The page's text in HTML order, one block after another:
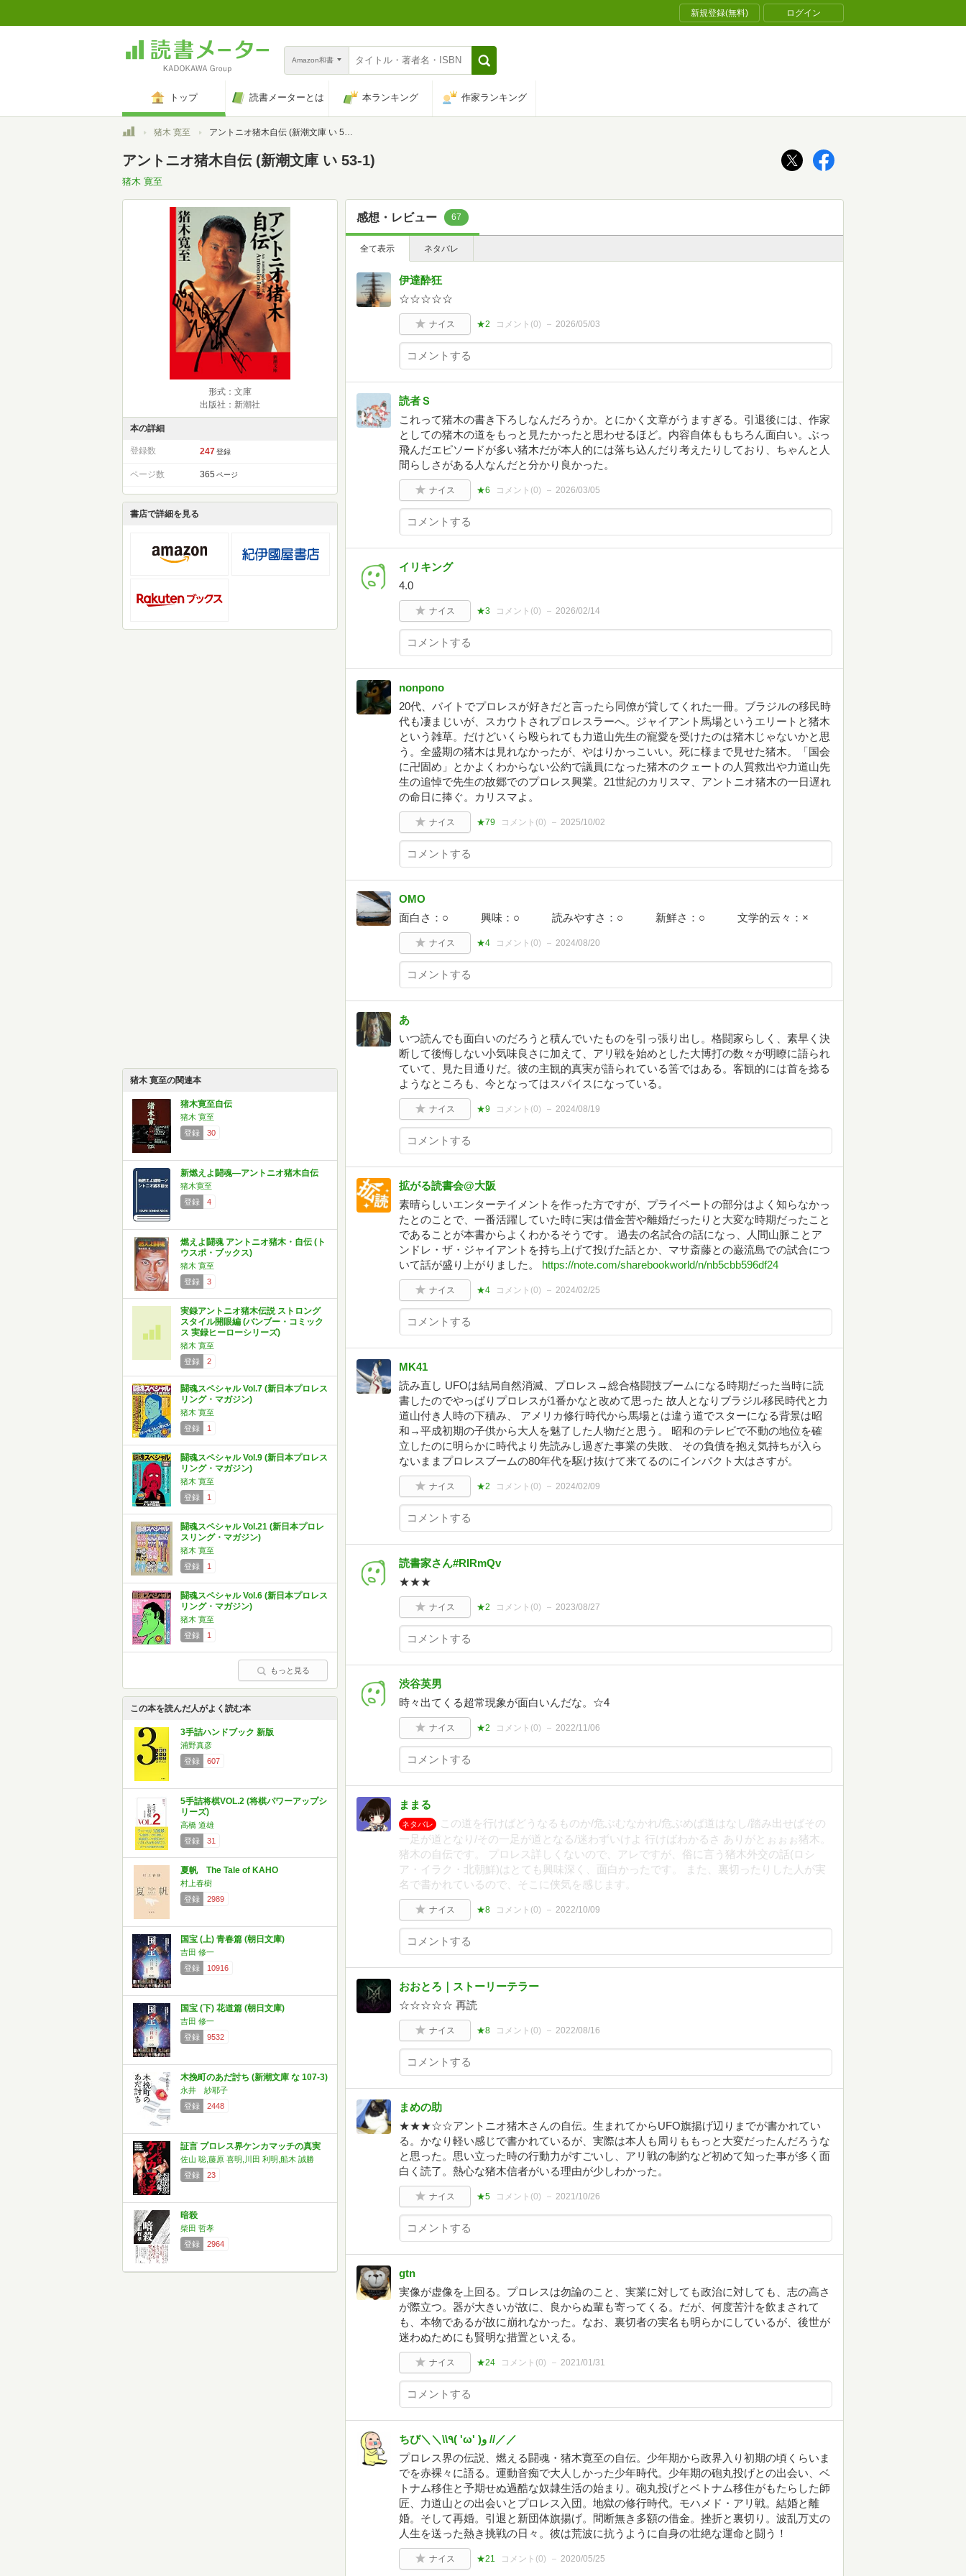
新規登録(無料) ログイン
Amazon和書
トップ 読書メーターとは 本ランキング 作家ランキング
トップ猪木 寛至 アントニオ猪木自伝 (新潮文庫 い 53-1)
アントニオ猪木自伝 (新潮文庫 い 53-1)
猪木 寛至
形式：文庫
出版社：新潮社
本の詳細
登録数 247 登録
ページ数 365 ページ
書店で詳細を見る
猪木 寛至の関連本
猪木寛至自伝
猪木 寛至
登録
30
新燃えよ闘魂―アントニオ猪木自伝
猪木寛至
登録
4
燃えよ闘魂 アントニオ猪木・自伝 (ト
ウスポ・ブックス)
猪木 寛至
登録
3
実録アントニオ猪木伝説 ストロング
スタイル開眼編 (バンブー・コミック
ス 実録ヒーローシリーズ)
猪木 寛至
登録
2
闘魂スペシャル Vol.7 (新日本プロレス
リング・マガジン)
猪木 寛至
登録
1
闘魂スペシャル Vol.9 (新日本プロレス
リング・マガジン)
猪木 寛至
登録
1
闘魂スペシャル Vol.21 (新日本プロレ
スリング・マガジン)
猪木 寛至
登録
1
闘魂スペシャル Vol.6 (新日本プロレス
リング・マガジン)
猪木 寛至
登録
1
もっと見る
この本を読んだ人がよく読む本
3手詰ハンドブック 新版
浦野真彦
登録
607
5手詰将棋VOL.2 (将棋パワーアップシ
リーズ)
高橋 道雄
登録
31
夏帆 The Tale of KAHO
村上春樹
登録
2989
国宝 (上) 青春篇 (朝日文庫)
吉田 修一
登録
10916
国宝 (下) 花道篇 (朝日文庫)
吉田 修一
登録
9532
木挽町のあだ討ち (新潮文庫 な 107-3)
永井 紗耶子
登録
2448
証言 プロレス界ケンカマッチの真実
佐山 聡,藤原 喜明,川田 利明,船木 誠勝
登録
23
暗殺
柴田 哲孝
登録
2964
感想・レビュー 67
全て表示 ネタバレ
伊達酔狂
☆☆☆☆☆
ナイス ★2 コメント(0) 2026/05/03
読者Ｓ
これって猪木の書き下ろしなんだろうか。とにかく文章がうますぎる。引退後には、作家
としての猪木の道をもっと見たかったと思わせるほど。内容自体ももちろん面白い。ぶっ
飛んだエピソードが多い猪木だが本人的には落ち込んだり考えたりしており、ちゃんと人
間らしさがある人なんだと分かり良かった。
ナイス ★6 コメント(0) 2026/03/05
イリキング
4.0
ナイス ★3 コメント(0) 2026/02/14
nonpono
20代、バイトでプロレスが好きだと言ったら同僚が貸してくれた一冊。ブラジルの移民時
代も凄まじいが、スカウトされプロレスラーへ。ジャイアント馬場というエリートと猪木
という雑草。だけどいくら殴られても力道山先生の寵愛を受けたのは猪木じゃないかと思
う。全盛期の猪木は見れなかったが、やはりかっこいい。死に様まで見せた猪木。「国会
に卍固め」とかよくわからない公約で議員になった猪木のクェートの人質救出や力道山先
生の追悼で先生の故郷でのプロレス興業。21世紀のカリスマ、アントニオ猪木の一日遅れ
の命日に捧ぐ。カリスマよ。
ナイス ★79 コメント(0) 2025/10/02
OMO
面白さ：○ 興味：○ 読みやすさ：○ 新鮮さ：○ 文学的云々：×
ナイス ★4 コメント(0) 2024/08/20
あ
いつ読んでも面白いのだろうと積んでいたものを引っ張り出し。格闘家らしく、素早く決
断して後悔しない小気味良さに加えて、アリ戦を始めとした大博打の数々が明瞭に語られ
ていて、見た目通りだ。彼の主観的真実が語られている筈ではある。客観的には首を捻る
ようなところも、今となってはスパイスになっている。
ナイス ★9 コメント(0) 2024/08/19
拡がる読書会@大阪
素晴らしいエンターテイメントを作った方ですが、プライベートの部分はよく知らなかっ
たとのことで、一番活躍していた時に実は借金苦や離婚だったりと大変な時期だったこと
であることが本書からよくわかるそうです。 過去の名試合の話になっ、人間山脈ことア
ンドレ・ザ・ジャイアントを持ち上げて投げた話とか、マサ斎藤との巌流島での試合につ
いて話が盛り上がりました。 https://note.com/sharebookworld/n/nb5cbb596df24
ナイス ★4 コメント(0) 2024/02/25
MK41
読み直し UFOは結局自然消滅、プロレス→総合格闘技ブームになる時期だった当時に読
書したのでやっぱりプロレスが1番かなと改めて思った 故人となりブラジル移民時代と力
道山付き人時の下積み、 アメリカ修行時代から馬場とは違う道でスターになる背景は昭
和→平成初期の子供から大人を魅了した人物だと思う。 昭和のテレビで不動の地位を確
立したのに明らかに時代より先読みし過ぎた事業の失敗、 その負債を抱え気持ちが入ら
ないままプロレスブームの80年代を駆け抜けて来てるのにインパクト大はさすが。
ナイス ★2 コメント(0) 2024/02/09
読書家さん#RIRmQv
★★★
ナイス ★2 コメント(0) 2023/08/27
渋谷英男
時々出てくる超常現象が面白いんだな。☆4
ナイス ★2 コメント(0) 2022/11/06
ままる
ネタバレ
この道を行けばどうなるものか/危ぶむなかれ/危ぶめば道はなし/踏み出せばその
一足が道となり/その一足が道となる/迷わずいけよ 行けばわかるさ ありがとぉぉぉ猪木。
猪木の自伝です。 プロレス詳しくないので、アレですが、俗に言う猪木外交の話(ロシ
ア・イラク・北朝鮮)はとても興味深く、面白かったです。 また、裏切ったりした人が実
名で書かれているので、そこに侠気を感じます。
ナイス ★8 コメント(0) 2022/10/09
おおとろ｜ストーリーテラー
☆☆☆☆☆ 再読
ナイス ★8 コメント(0) 2022/08/16
まめの助
★★★☆☆アントニオ猪木さんの自伝。生まれてからUFO旗揚げ辺りまでが書かれてい
る。かなり軽い感じで書かれているが、実際は本人も周りももっと大変だったんだろうな
と思った。思い立った時の行動力がすごいし、アリ戦の制約など初めて知った事が多く面
白く読了。熱心な猪木信者がいる理由が少しわかった。
ナイス ★5 コメント(0) 2021/10/26
gtn
実像が虚像を上回る。プロレスは勿論のこと、実業に対しても政治に対しても、志の高さ
が際立つ。器が大きいが故に、良からぬ輩も寄ってくる。だが、何度苦汁を飲まされて
も、本物であるが故に崩れなかった。なお、裏切者の実名も明らかにしているが、後世が
迷わぬためにも賢明な措置といえる。
ナイス ★24 コメント(0) 2021/01/31
ちび＼＼\\٩( 'ω' )و //／／
プロレス界の伝説、燃える闘魂・猪木寛至の自伝。少年期から政界入り初期の頃くらいま
でを赤裸々に語る。運動音痴で大人しかった少年時代。少年期の砲丸投げとの出会い、ベ
トナム移住と予期せぬ過酷な奴隷生活の始まり。砲丸投げとベトナム移住がもたらした師
匠、力道山との出会いとプロレス入団。地獄の修行時代。モハメド・アリ戦。結婚と離
婚。そして再婚。引退と新団体旗揚げ。間断無き多額の借金。挫折と裏切り。波乱万丈の
人生を送った熱き挑戦の日々。彼は荒波に抗うように自身の壮絶な運命と闘う！
ナイス ★21 コメント(0) 2020/05/25